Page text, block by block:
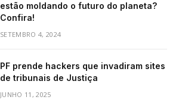
estão moldando o futuro do planeta?
Confira!
SETEMBRO 4, 2024
PF prende hackers que invadiram sites
de tribunais de Justiça
JUNHO 11, 2025